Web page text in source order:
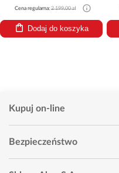
Cena regularna:2 199,00 zł
Dodaj do koszyka
Kupuj on-line
Bezpieczeństwo